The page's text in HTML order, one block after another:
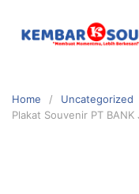
Home
Uncategorized
Plakat Souvenir PT BANK